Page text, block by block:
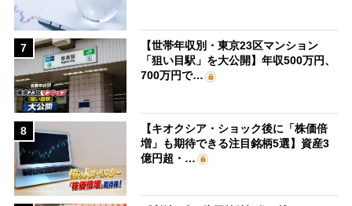
7
【世帯年収別・東京23区マンション
「狙い目駅」を大公開】年収500万円、
700万円で…
8
【キオクシア・ショック後に「株価倍
増」も期待できる注目銘柄5選】資産3
億円超・…